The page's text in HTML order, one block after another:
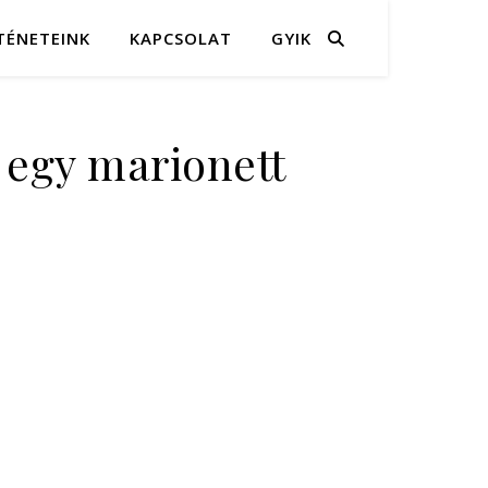
KAPCSOLAT GYIK
marionett